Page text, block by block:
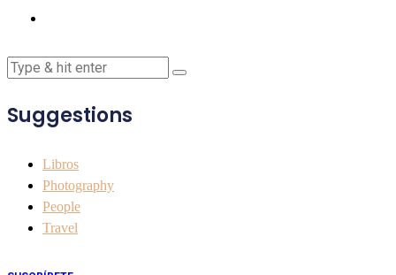
Suggestions
Libros
Photography
People
Travel